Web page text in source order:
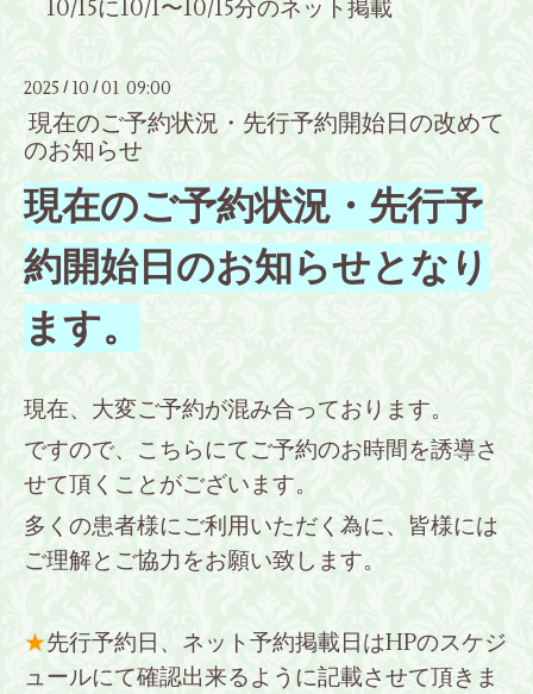
10/15に10/1〜10/15分のネット掲載
2025 / 10 /01 09:00
現在のご予約状況・先行予約開始日の改めて
のお知らせ
現在のご予約状況・先行予
約開始日のお知らせとなり
ます。
現在、大変ご予約が混み合っております。
ですので、こちらにてご予約のお時間を誘導さ
せて頂くことがございます。
多くの患者様にご利用いただく為に、皆様には
ご理解とご協力をお願い致します。
★先行予約日、ネット予約掲載日はHPのスケジ
ュールにて確認出来るように記載させて頂きま